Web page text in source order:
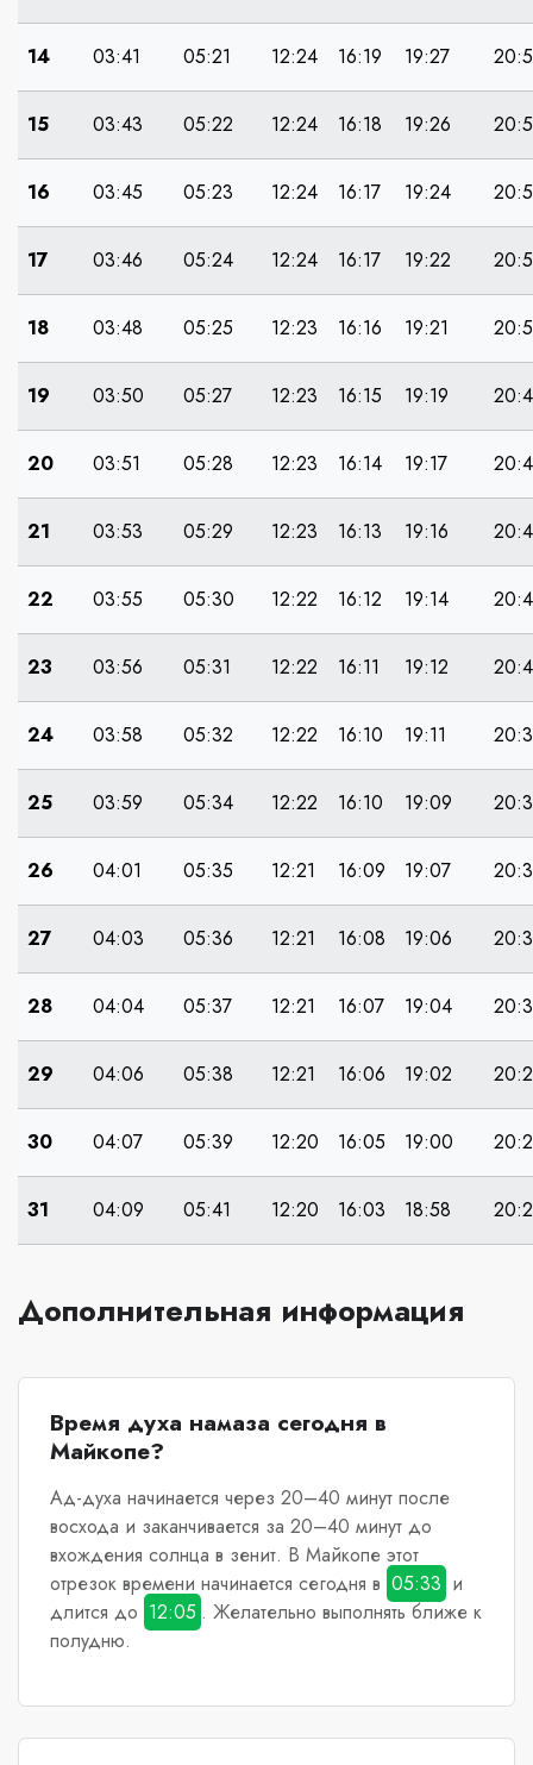
14 03:41 05:21 12:24 16:19 19:27
15 03:43 05:22 12:24 16:18 19:26
16 03:45 05:23 12:24 16:17 19:24
17 03:46 05:24 12:24 16:17 19:22
18 03:48 05:25 12:23 16:16 19:21
19 03:50 05:27 12:23 16:15 19:19
20 03:51 05:28 12:23 16:14 19:17
21 03:53 05:29 12:23 16:13 19:16
22 03:55 05:30 12:22 16:12 19:14
23 03:56 05:31 12:22 16:11 19:12
24 03:58 05:32 12:22 16:10 19:11
25 03:59 05:34 12:22 16:10 19:09
26 04:01 05:35 12:21 16:09 19:07
27 04:03 05:36 12:21 16:08 19:06
28 04:04 05:37 12:21 16:07 19:04
29 04:06 05:38 12:21 16:06 19:02
30 04:07 05:39 12:20 16:05 19:00
31 04:09 05:41 12:20 16:03 18:58
Дополнительная информация
Время духа намаза сегодня в
Майкопе?
Ад-духа начинается через 20–40 минут после
восхода и заканчивается за 20–40 минут до
вхождения солнца в зенит. В Майкопеэтот
отрезок времени начинается сегодня в 05:33 и
длится до 12:05 . Желательно выполнять ближе к
полудню.